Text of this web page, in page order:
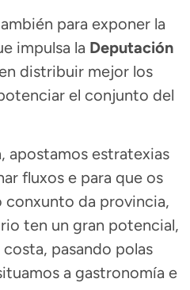
para exponer la
impulsa la Deputación
distribuir mejor los
el conjunto del
apostamos estratexias
fluxos e para que os
conxunto da provincia,
ten un gran potencial,
pasando polas
a gastronomía e